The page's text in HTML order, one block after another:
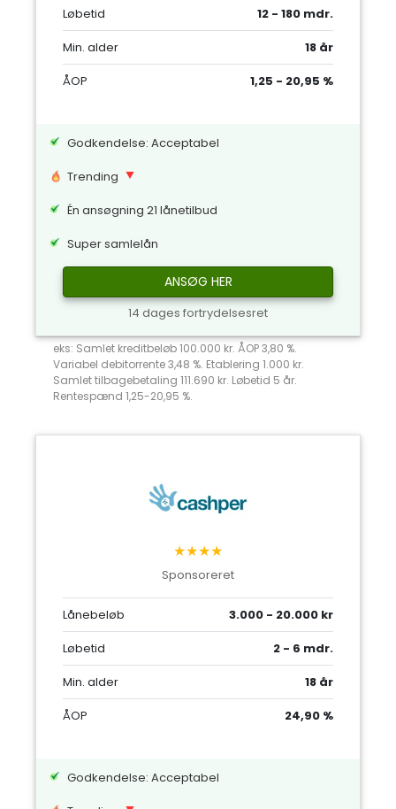
Løbetid
12 - 180 mdr.
Min. alder
18 år
ÅOP
1,25 - 20,95 %
Godkendelse: Acceptabel
Trending
Én ansøgning 21 lånetilbud
Super samlelån
ANSØG HER
14 dages fortrydelsesret
eks: Samlet kreditbeløb 100.000 kr. ÅOP 3,80 %.
Variabel debitorrente 3,48 %. Etablering 1.000 kr.
Samlet tilbagebetaling 111.690 kr. Løbetid 5 år.
Rentespænd 1,25-20,95 %.
★★★★
Sponsoreret
Lånebeløb
3.000 - 20.000 kr
Løbetid
2 - 6 mdr.
Min. alder
18 år
ÅOP
24,90 %
Godkendelse: Acceptabel